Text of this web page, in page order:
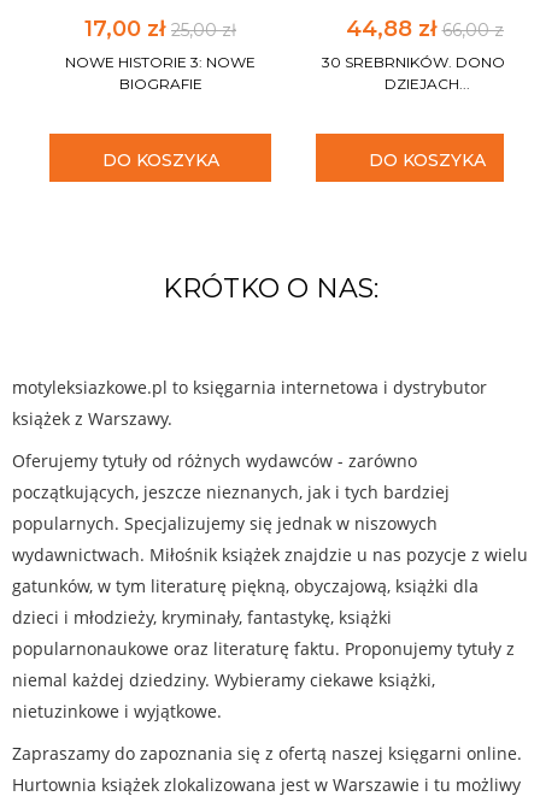
17,00 zł 25,00 zł
NOWE HISTORIE 3: NOWE
BIOGRAFIE
DO KOSZYKA
44,88 zł66,00 zł
30 SREBRNIKÓW. DONOS W
DZIEJACH...
DO KOSZYKA
KRÓTKO O NAS:
motyleksiazkowe.pl to księgarnia internetowa i dystrybutor
książek z Warszawy.
Oferujemy tytuły od różnych wydawców - zarówno
początkujących, jeszcze nieznanych, jak i tych bardziej
popularnych. Specjalizujemy się jednak w niszowych
wydawnictwach. Miłośnik książek znajdzie u nas pozycje z wielu
gatunków, w tym literaturę piękną, obyczajową, książki dla
dzieci i młodzieży, kryminały, fantastykę, książki
popularnonaukowe oraz literaturę faktu. Proponujemy tytuły z
niemal każdej dziedziny. Wybieramy ciekawe książki,
nietuzinkowe i wyjątkowe.
Zapraszamy do zapoznania się z ofertą naszej księgarni online.
Hurtownia książek zlokalizowana jest w Warszawie i tu możliwy